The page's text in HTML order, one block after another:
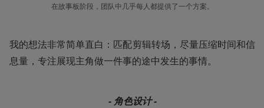
在故事板阶段，团队中几乎每人都提供了一个方案。
我的想法非常简单直白：匹配剪辑转场，尽量压缩时间和信
息量，专注展现主角做一件事的途中发生的事情。
- 角色设计 -